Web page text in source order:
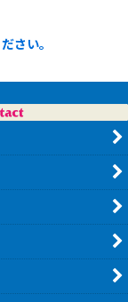
さい。